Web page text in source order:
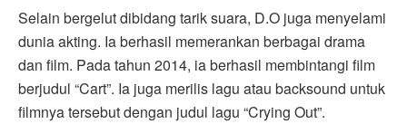
Selain bergelut dibidang tarik suara, D.O juga menyelami
dunia akting. Ia berhasil memerankan berbagai drama
dan film. Pada tahun 2014, ia berhasil membintangi film
berjudul “Cart”. Ia juga merilis lagu atau backsound untuk
filmnya tersebut dengan judul lagu “Crying Out”.